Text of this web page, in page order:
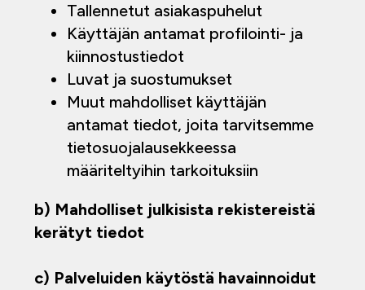
Tallennetut asiakaspuhelut
Käyttäjän antamat profilointi- ja
kiinnostustiedot
Luvat ja suostumukset
Muut mahdolliset käyttäjän
antamat tiedot, joita tarvitsemme
tietosuojalausekkeessa
määriteltyihin tarkoituksiin
b) Mahdolliset julkisista rekistereistä
kerätyt tiedot
c) Palveluiden käytöstä havainnoidut